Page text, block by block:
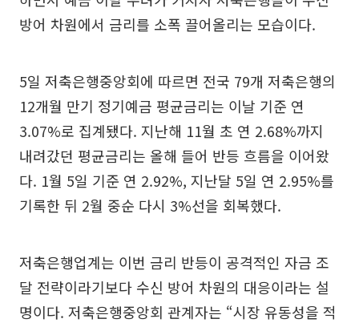
방어 차원에서 금리를 소폭 끌어올리는 모습이다.
5일 저축은행중앙회에 따르면 전국 79개 저축은행의
12개월 만기 정기예금 평균금리는 이날 기준 연
3.07%로 집계됐다. 지난해 11월 초 연 2.68%까지
내려갔던 평균금리는 올해 들어 반등 흐름을 이어왔
다. 1월 5일 기준 연 2.92%, 지난달 5일 연 2.95%를
기록한 뒤 2월 중순 다시 3%선을 회복했다.
저축은행업계는 이번 금리 반등이 공격적인 자금 조
달 전략이라기보다 수신 방어 차원의 대응이라는 설
명이다. 저축은행중앙회 관계자는 “시장 유동성을 적